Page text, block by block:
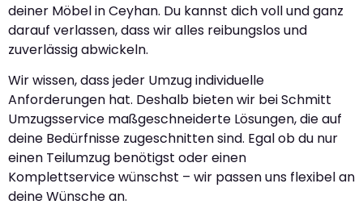
deiner Möbel in Ceyhan. Du kannst dich voll und ganz
darauf verlassen, dass wir alles reibungslos und
zuverlässig abwickeln.
Wir wissen, dass jeder Umzug individuelle
Anforderungen hat. Deshalb bieten wir bei Schmitt
Umzugsservice maßgeschneiderte Lösungen, die auf
deine Bedürfnisse zugeschnitten sind. Egal ob du nur
einen Teilumzug benötigst oder einen
Komplettservice wünschst – wir passen uns flexibel an
deine Wünsche an.